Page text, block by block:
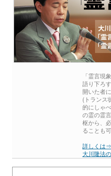
「霊言現
語り下ろ
開いた者
(トランス
的にしゃ
の霊の霊
枢から、
ることも
詳しく
大川隆法